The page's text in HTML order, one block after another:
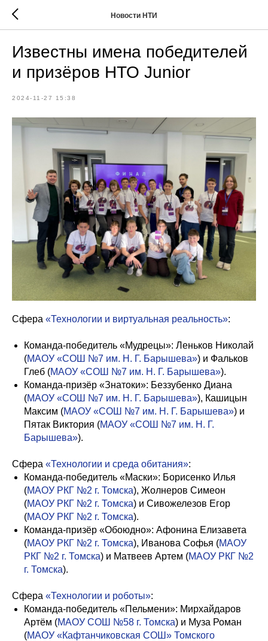
Новости НТИ
Известны имена победителей
и призёров НТО Junior
2024-11-27 15:38
Сфера «Технологии и виртуальная реальность»:
Команда-победитель «Мудрецы»: Леньков Николай
(МАОУ «СОШ №7 им. Н. Г. Барышева») и Фальков
Глеб (МАОУ «СОШ №7 им. Н. Г. Барышева»).
Команда-призёр «Знатоки»: Беззубенко Диана
(МАОУ «СОШ №7 им. Н. Г. Барышева»), Кашицын
Максим (МАОУ «СОШ №7 им. Н. Г. Барышева») и
Пятак Виктория (МАОУ «СОШ №7 им. Н. Г.
Барышева»).
Сфера «Технологии и среда обитания»:
Команда-победитель «Маски»: Борисенко Илья
(МАОУ РКГ №2 г. Томска), Жолнеров Симеон
(МАОУ РКГ №2 г. Томска) и Сивожелезов Егор
(МАОУ РКГ №2 г. Томска).
Команда-призёр «Обоюдно»: Афонина Елизавета
(МАОУ РКГ №2 г. Томска), Иванова Софья (МАОУ
РКГ №2 г. Томска) и Матвеев Артем (МАОУ РКГ №2
г. Томска).
Сфера «Технологии и роботы»:
Команда-победитель «Пельмени»: Мирхайдаров
Артём (МАОУ СОШ №58 г. Томска) и Муза Роман
(МАОУ «Кафтанчиковская СОШ» Томского